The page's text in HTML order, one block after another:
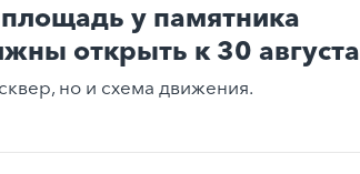
у памятника
открыть к 30 августа
но и схема движения.